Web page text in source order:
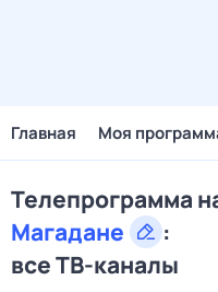
Главная Моя
Телепрограмма
Магадане
:
все ТВ-каналы